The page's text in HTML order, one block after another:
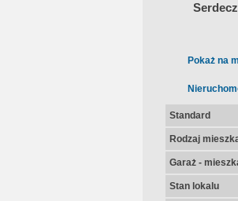
Pokaż na
Standard
Rodzaj
Garaż -
Stan lokalu